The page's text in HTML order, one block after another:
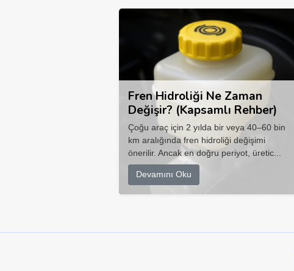
Fren Hidroliği Ne Zaman
Değişir? (Kapsamlı Rehber)
Çoğu araç için 2 yılda bir veya 40–60 bin
km aralığında fren hidroliği değişimi
önerilir. Ancak en doğru periyot, üretic...
Devamını Oku